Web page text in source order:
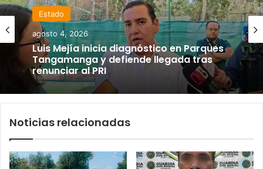
Estado
agosto 4, 2026
Luis Mejía inicia diagnóstico en Parques
Tangamanga y defiende llegada tras
renunciar al PRI
Noticias relacionadas